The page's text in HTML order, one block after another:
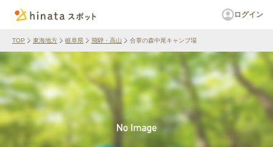
ログイン
TOP 東海地方 岐阜県 飛騨・高山 合掌の森中尾キャンプ場